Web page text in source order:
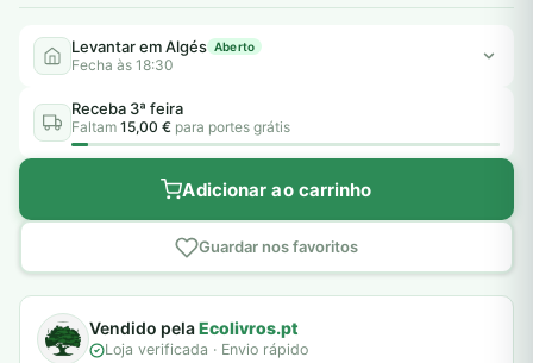
Levantar em Algés Aberto
Fecha às 18:30
Receba 3ª feira
Faltam 15,00 € para portes grátis
Adicionar ao carrinho
Guardar nos favoritos
Vendido pelaEcolivros.pt
Loja verificada · Envio rápido